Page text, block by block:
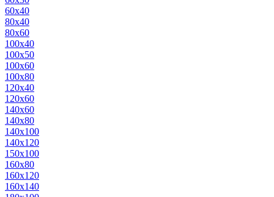
60х40
80х40
80х60
100х40
100х50
100х60
100х80
120х40
120х60
140х60
140х80
140х100
140х120
150х100
160х80
160х120
160х140